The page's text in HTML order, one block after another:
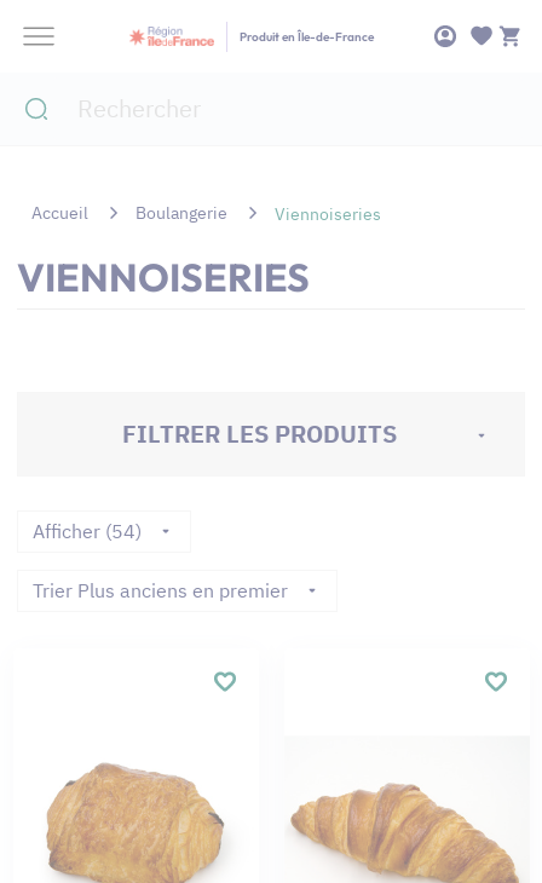
Produit en Île-de-France
Accueil Boulangerie Viennoiseries
VIENNOISERIES
FILTRER LES PRODUITS
Afficher (54)
Trier Plus anciens en premier